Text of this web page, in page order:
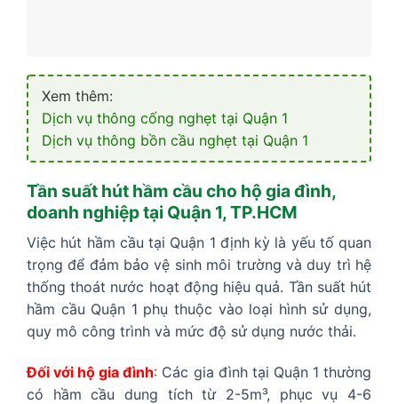
Xem thêm:
Dịch vụ thông cống nghẹt tại Quận 1
Dịch vụ thông bồn cầu nghẹt tại Quận 1
Tần suất hút hầm cầu cho hộ gia đình,
doanh nghiệp tại Quận 1, TP.HCM
Việc hút hầm cầu tại Quận 1 định kỳ là yếu tố quan
trọng để đảm bảo vệ sinh môi trường và duy trì hệ
thống thoát nước hoạt động hiệu quả. Tần suất hút
hầm cầu Quận 1 phụ thuộc vào loại hình sử dụng,
quy mô công trình và mức độ sử dụng nước thải.
Đối với hộ gia đình: Các gia đình tại Quận 1 thường
có hầm cầu dung tích từ 2-5m³, phục vụ 4-6